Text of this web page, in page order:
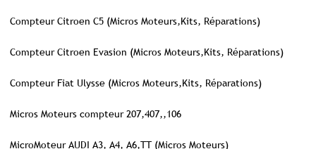
Compteur Citroen C5 (Micros Moteurs,Kits, Réparations)
Compteur Citroen Evasion (Micros Moteurs,Kits, Réparations)
Compteur Fiat Ulysse (Micros Moteurs,Kits, Réparations)
Micros Moteurs compteur 207,407,,106
MicroMoteur AUDI A3, A4, A6,TT (Micros Moteurs)